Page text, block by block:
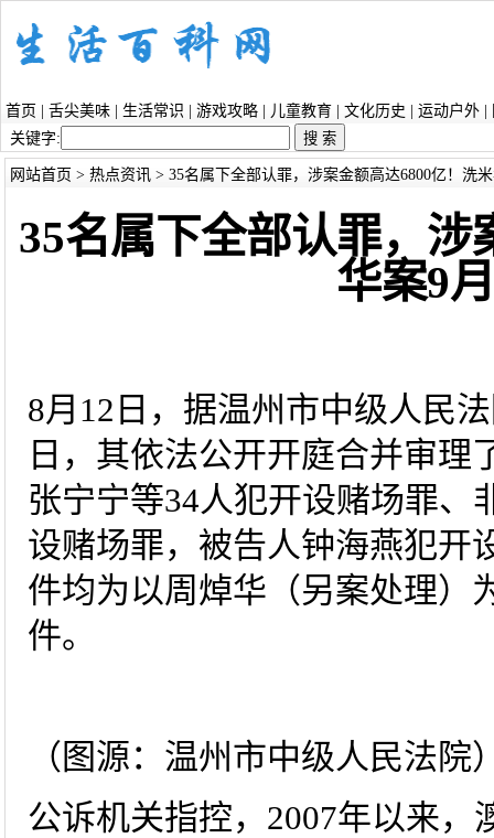
首页 舌尖美味 生活常识 游戏攻略 儿童教育 文化历史 运动户外
关键字:
网站首页 > 热点资讯> 35名属下全部认罪，涉案金额高达6800亿！洗
35名属下全部认罪，涉
华案9
8月12日，据温州市中级人民
日，其依法公开开庭合并审理
张宁宁等34人犯开设赌场罪、
设赌场罪，被告人钟海燕犯开
件均为以周焯华（另案处理）
件。
（图源：温州市中级人民法院
公诉机关指控，2007年以来